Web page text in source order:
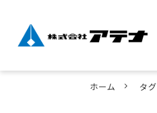
ホーム タ